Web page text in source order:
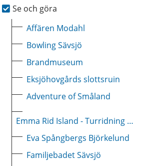
Se och göra
Affären Modahl
Bowling Sävsjö
Brandmuseum
Eksjöhovgårds slottsruin
Adventure of Småland
Emma Rid Island - Turridning på Islandshästar
Eva Spångbergs Björkelund
Familjebadet Sävsjö